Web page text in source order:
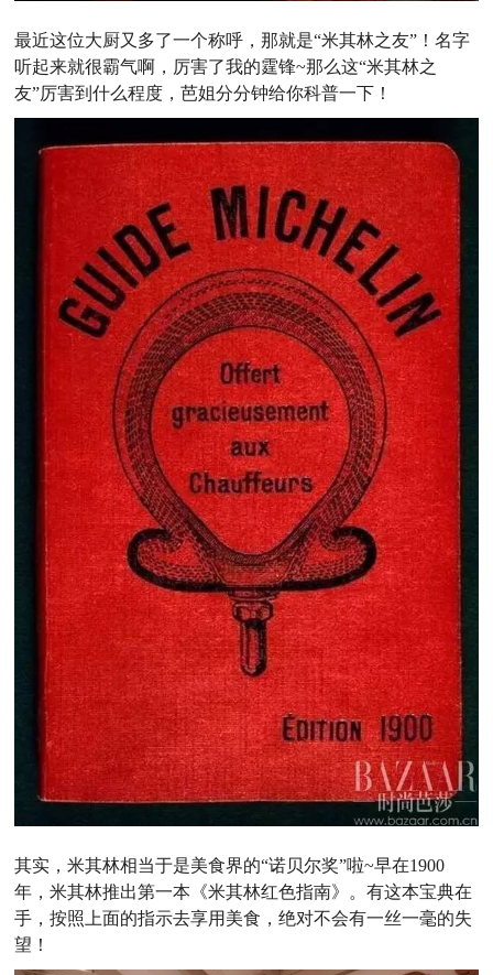
最近这位大厨又多了一个称呼，那就是“米其林之友”！名字
听起来就很霸气啊，厉害了我的霆锋~那么这“米其林之
友”厉害到什么程度，芭姐分分钟给你科普一下！
其实，米其林相当于是美食界的“诺贝尔奖”啦~早在1900
年，米其林推出第一本《米其林红色指南》。有这本宝典在
手，按照上面的指示去享用美食，绝对不会有一丝一毫的失
望！